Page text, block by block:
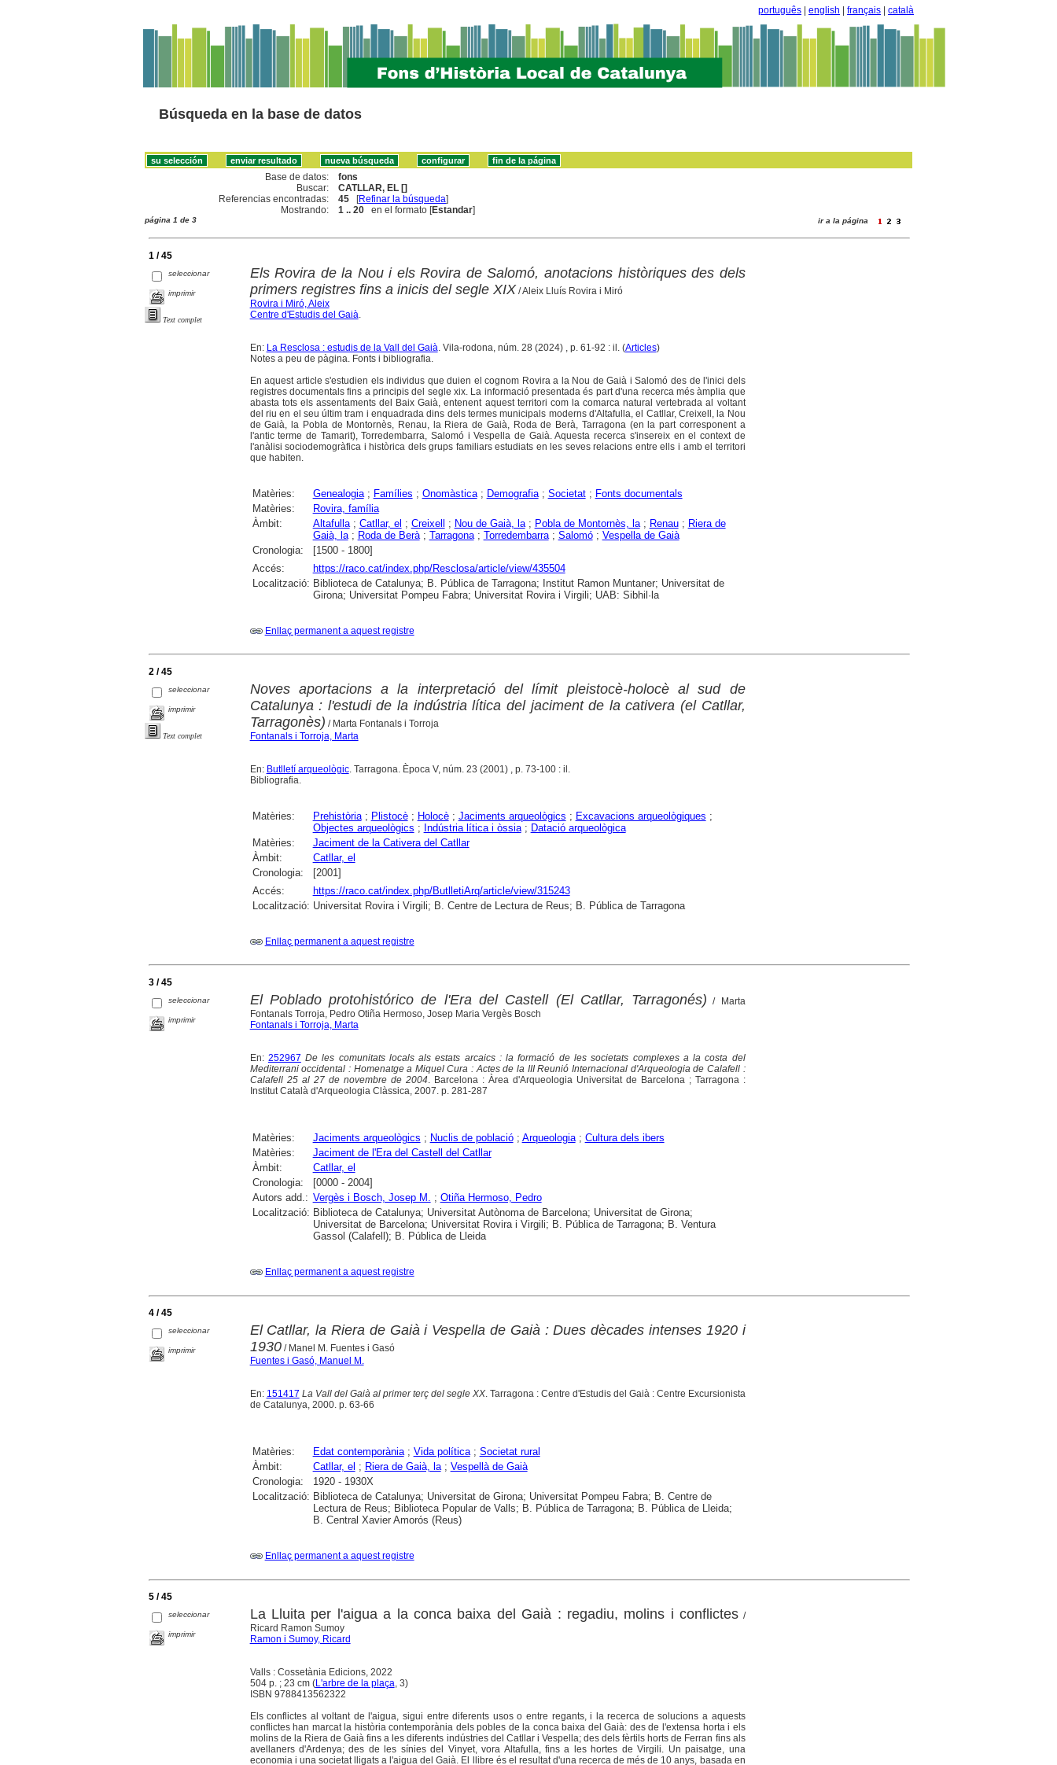
português english français català
Búsqueda en la base de datos
Base de datos:
fons
Buscar:
CATLLAR, EL []
Referencias encontradas:
45 [Refinar la búsqueda]
Mostrando:
1 .. 20 en el formato [Estandar]
página 1 de 3 ir a la página
1 / 45
seleccionar
imprimir
Text complet
Els Rovira de la Nou i els Rovira de Salomó, anotacions històriques des dels
primers registres fins a inicis del segle XIX / Aleix Lluís Rovira i Miró
Rovira i Miró, Aleix
Centre d'Estudis del Gaià.
En: La Resclosa : estudis de la Vall del Gaià. Vila-rodona, núm. 28 (2024) , p. 61-92 : il. (Articles)
Notes a peu de pàgina. Fonts i bibliografia.
En aquest article s'estudien els individus que duien el cognom Rovira a la Nou de Gaià i Salomó des de l'inici dels
registres documentals fins a principis del segle xix. La informació presentada és part d'una recerca més àmplia que
abasta tots els assentaments del Baix Gaià, entenent aquest territori com la comarca natural vertebrada al voltant
del riu en el seu últim tram i enquadrada dins dels termes municipals moderns d'Altafulla, el Catllar, Creixell, la Nou
de Gaià, la Pobla de Montornès, Renau, la Riera de Gaià, Roda de Berà, Tarragona (en la part corresponent a
l'antic terme de Tamarit), Torredembarra, Salomó i Vespella de Gaià. Aquesta recerca s'insereix en el context de
l'anàlisi sociodemogràfica i històrica dels grups familiars estudiats en les seves relacions entre ells i amb el territori
que habiten.
Matèries: Genealogia; Famílies ; Onomàstica; Demografia; Societat; Fonts documentals
Matèries:
Rovira, família
Àmbit:
Altafulla; Catllar, el ; Creixell ; Nou de Gaià, la; Pobla de Montornès, la; Renau; Riera de
Gaià, la; Roda de Berà; Tarragona; Torredembarra; Salomó; Vespella de Gaià
Cronologia:
[1500 - 1800]
Accés:
https://raco.cat/index.php/Resclosa/article/view/435504
Localització: Biblioteca de Catalunya; B. Pública de Tarragona; Institut Ramon Muntaner; Universitat de
Girona; Universitat Pompeu Fabra; Universitat Rovira i Virgili; UAB: Sibhil·la
Enllaç permanent a aquest registre
2 / 45
seleccionar
imprimir
Text complet
Noves aportacions a la interpretació del límit pleistocè-holocè al sud de
Catalunya : l'estudi de la indústria lítica del jaciment de la cativera (el Catllar,
Tarragonès) / Marta Fontanals i Torroja
Fontanals i Torroja, Marta
En: Butlletí arqueològic. Tarragona. Època V, núm. 23 (2001) , p. 73-100 : il.
Bibliografia.
Matèries: Prehistòria; Plistocè; Holocè; Jaciments arqueològics ; Excavacions arqueològiques ;
Objectes arqueològics ; Indústria lítica i òssia; Datació arqueològica
Matèries:
Jaciment de la Cativera del Catllar
Àmbit:
Catllar, el
Cronologia:
[2001]
Accés:
https://raco.cat/index.php/ButlletiArq/article/view/315243
Localització: Universitat Rovira i Virgili; B. Centre de Lectura de Reus; B. Pública de Tarragona
Enllaç permanent a aquest registre
3 / 45
seleccionar
imprimir
El Poblado protohistórico de l'Era del Castell (El Catllar, Tarragonés) / Marta
Fontanals Torroja, Pedro Otiña Hermoso, Josep Maria Vergès Bosch
Fontanals i Torroja, Marta
En: 252967 De les comunitats locals als estats arcaics : la formació de les societats complexes a la costa del
Mediterrani occidental : Homenatge a Miquel Cura : Actes de la III Reunió Internacional d'Arqueologia de Calafell :
Calafell 25 al 27 de novembre de 2004. Barcelona : Àrea d'Arqueologia Universitat de Barcelona ; Tarragona :
Institut Català d'Arqueologia Clàssica, 2007. p. 281-287
Matèries: Jaciments arqueològics ; Nuclis de població; Arqueologia; Cultura dels ibers
Matèries:
Jaciment de l'Era del Castell del Catllar
Àmbit:
Catllar, el
Cronologia:
[0000 - 2004]
Autors add.: Vergès i Bosch, Josep M. ; Otiña Hermoso, Pedro
Localització: Biblioteca de Catalunya; Universitat Autònoma de Barcelona; Universitat de Girona;
Universitat de Barcelona; Universitat Rovira i Virgili; B. Pública de Tarragona; B. Ventura
Gassol (Calafell); B. Pública de Lleida
Enllaç permanent a aquest registre
4 / 45
seleccionar
imprimir
El Catllar, la Riera de Gaià i Vespella de Gaià : Dues dècades intenses 1920 i
1930/ Manel M. Fuentes i Gasó
Fuentes i Gasó, Manuel M.
En: 151417 La Vall del Gaià al primer terç del segle XX. Tarragona : Centre d'Estudis del Gaià : Centre Excursionista
de Catalunya, 2000. p. 63-66
Matèries: Edat contemporània; Vida política; Societat rural
Àmbit:
Catllar, el ; Riera de Gaià, la; Vespellà de Gaià
Cronologia:
1920 - 1930X
Localització: Biblioteca de Catalunya; Universitat de Girona; Universitat Pompeu Fabra; B. Centre de
Lectura de Reus; Biblioteca Popular de Valls; B. Pública de Tarragona; B. Pública de Lleida;
B. Central Xavier Amorós (Reus)
Enllaç permanent a aquest registre
5 / 45
seleccionar
imprimir
La Lluita per l'aigua a la conca baixa del Gaià : regadiu, molins i conflictes /
Ricard Ramon Sumoy
Ramon i Sumoy, Ricard
Valls : Cossetània Edicions, 2022
504 p. ; 23 cm (L'arbre de la plaça, 3)
ISBN 9788413562322
Els conflictes al voltant de l'aigua, sigui entre diferents usos o entre regants, i la recerca de solucions a aquests
conflictes han marcat la història contemporània dels pobles de la conca baixa del Gaià: des de l'extensa horta i els
molins de la Riera de Gaià fins a les diferents indústries del Catllar i Vespella; des dels fèrtils horts de Ferran fins als
avellaners d'Ardenya; des de les sínies del Vinyet, vora Altafulla, fins a les hortes de Virgili. Un paisatge, una
economia i una societat lligats a l'aigua del Gaià. El llibre és el resultat d'una recerca de més de 10 anys, basada en